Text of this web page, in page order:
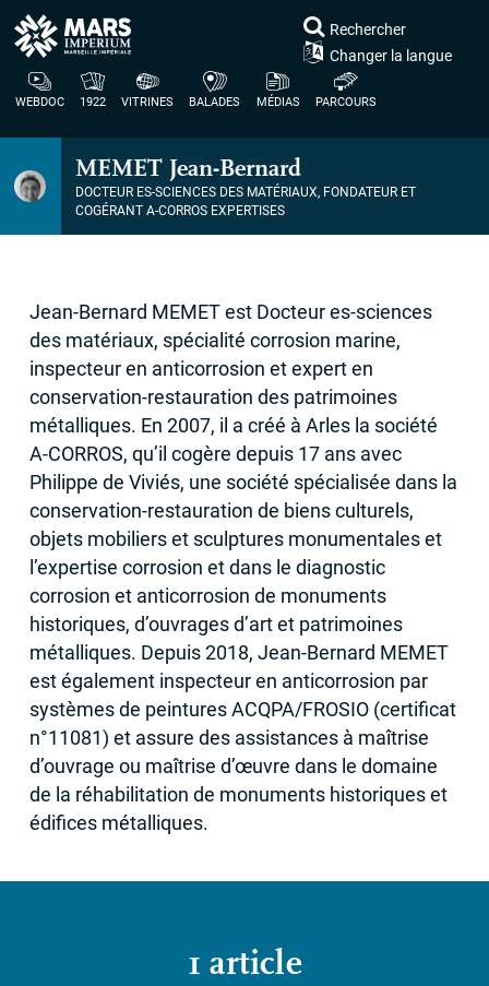
WEBDOC 1922 VITRINES BALADES MÉDIAS PARCOURS
Rechercher
Changer la langue
MEMETJean-Bernard
DOCTEUR ES-SCIENCES DES MATÉRIAUX, FONDATEUR ET
COGÉRANT A-CORROSEXPERTISES
Jean-Bernard MEMETest Docteur es-sciences
des matériaux, spécialité corrosion marine,
inspecteur en anticorrosion et expert en
conservation-restauration des patrimoines
métalliques. En 2007, il a créé à Arles la société
A-CORROS, qu’il cogère depuis 17 ans avec
Philippe de Viviés, une société spécialisée dans la
conservation-restauration de biens culturels,
objets mobiliers et sculptures monumentales et
l’expertise corrosion et dans le diagnostic
corrosion et anticorrosion de monuments
historiques, d’ouvrages d’art et patrimoines
métalliques. Depuis 2018, Jean-Bernard MEMET
est également inspecteur en anticorrosion par
systèmes de peinturesACQPA/FROSIO(certificat
n°11081) et assure des assistances à maîtrise
d’ouvrage ou maîtrise d’œuvre dans le domaine
de la réhabilitation de monuments historiques et
édifices métalliques.
1 article